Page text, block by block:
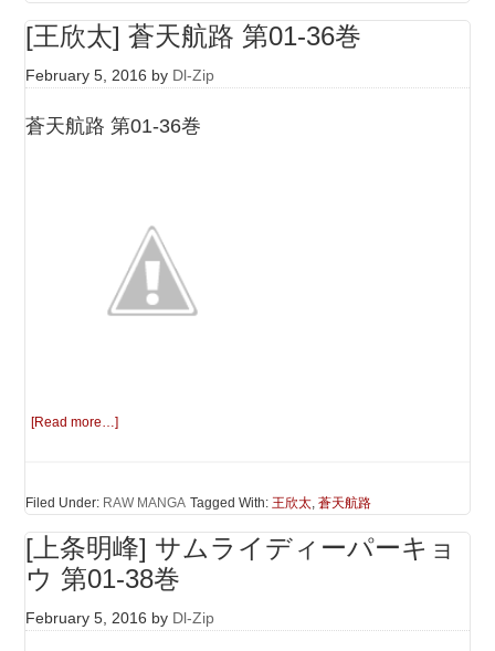
[王欣太] 蒼天航路 第01-36巻
February 5, 2016 by Dl-Zip
蒼天航路 第01-36巻
[Read more…]
Filed Under: RAW MANGA Tagged With:王欣太,蒼天航路
[上条明峰] サムライディーパーキョ
ウ 第01-38巻
February 5, 2016 by Dl-Zip